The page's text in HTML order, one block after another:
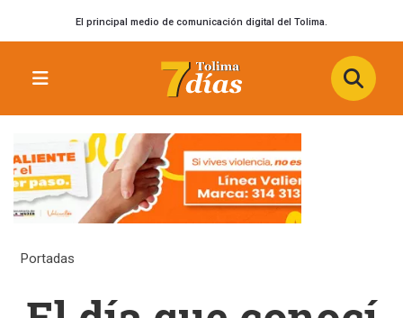
El principal medio de comunicación digital del Tolima.
Portadas